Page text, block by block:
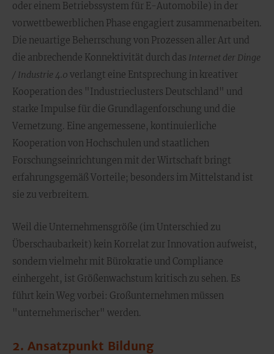
oder einem Betriebssystem für E-Automobile) in der
vorwettbewerblichen Phase engagiert zusammenarbeiten.
Die neuartige Beherrschung von Prozessen aller Art und
die anbrechende Konnektivität durch das Internet der Dinge
/ Industrie 4.0 verlangt eine Entsprechung in kreativer
Kooperation des "Industrieclusters Deutschland" und
starke Impulse für die Grundlagenforschung und die
Vernetzung. Eine angemessene, kontinuierliche
Kooperation von Hochschulen und staatlichen
Forschungseinrichtungen mit der Wirtschaft bringt
erfahrungsgemäß Vorteile; besonders im Mittelstand ist
sie zu verbreitern.
Weil die Unternehmensgröße (im Unterschied zu
Überschaubarkeit) kein Korrelat zur Innovation aufweist,
sondern vielmehr mit Bürokratie und Compliance
einhergeht, ist Größenwachstum kritisch zu sehen. Es
führt kein Weg vorbei: Großunternehmen müssen
"unternehmerischer" werden.
2. Ansatzpunkt Bildung